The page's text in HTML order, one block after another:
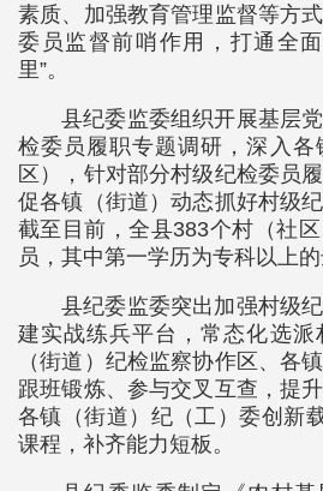
素质、加强教育管理监督等方
委员监督前哨作用，打通全
里”。
县纪委监委组织开展基层
检委员履职专题调研，深入各
区），针对部分村级纪检委员
促各镇（街道）动态抓好村级
截至目前，全县383个村（社
员，其中第一学历为专科以上的
县纪委监委突出加强村级
建实战练兵平台，常态化选
（街道）纪检监察协作区、各
跟班锻炼、参与交叉互查，提
各镇（街道）纪（工）委创新
课程，补齐能力短板。